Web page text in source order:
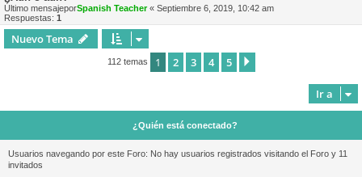
Último mensajeporSpanish Teacher« Septiembre 6, 2019, 10:42 am
Respuestas: 1
Nuevo Tema
112 temas 1 2 3 4 5
Ir a
¿Quién está conectado?
Usuarios navegando por este Foro: No hay usuarios registrados visitando el Foro y 11
invitados